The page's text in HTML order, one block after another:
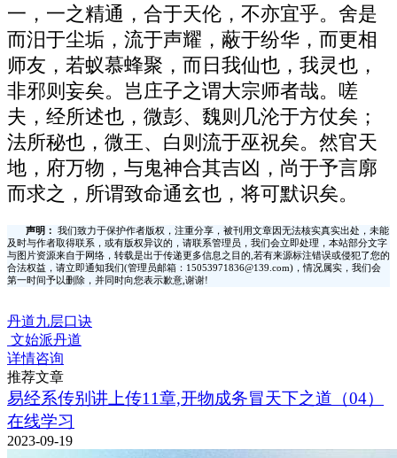
一，一之精通，合于天伦，不亦宜乎。舍是
而汨于尘垢，流于声耀，蔽于纷华，而更相
师友，若蚁慕蜂聚，而日我仙也，我灵也，
非邪则妄矣。岂庄子之谓大宗师者哉。嗟
夫，经所述也，微彭、魏则几沦于方仗矣；
法所秘也，微王、白则流于巫祝矣。然官天
地，府万物，与鬼神合其吉凶，尚于予言廓
而求之，所谓致命通玄也，将可默识矣。
声明：
我们致力于保护作者版权，注重分享，被刊用文章因无法核实真实出处，未能
及时与作者取得联系，或有版权异议的，请联系管理员，我们会立即处理，本站部分文字
与图片资源来自于网络，转载是出于传递更多信息之目的,若有来源标注错误或侵犯了您的
合法权益，请立即通知我们(管理员邮箱：15053971836@139.com)，情况属实，我们会
第一时间予以删除，并同时向您表示歉意,谢谢!
丹道九层口诀
文始派丹道
详情咨询
推荐文章
易经系传别讲上传11章,开物成务冒天下之道（04）
在线学习
2023-09-19